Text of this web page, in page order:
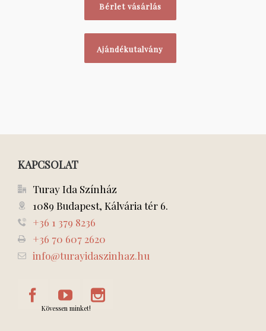
Bérlet vásárlás
Ajándékutalvány
KAPCSOLAT
Turay Ida Színház
1089 Budapest, Kálvária tér 6.
+36 1 379 8236
+36 70 607 2620
info@turayidaszinhaz.hu
Kövessen minket!